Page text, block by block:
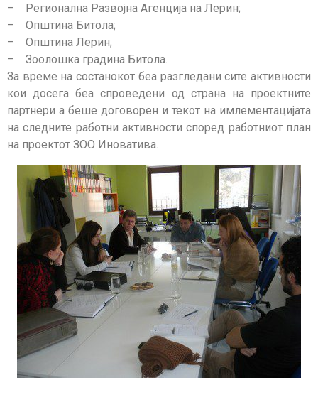
– Регионална Развојна Агенција на Лерин;
– Општина Битола;
– Општина Лерин;
– Зоолошка градина Битола.
За време на состанокот беа разгледани сите активности
кои досега беа спроведени од страна на проектните
партнери а беше договорен и текот на имлементацијата
на следните работни активности според работниот план
на проектот ЗОО Иноватива.